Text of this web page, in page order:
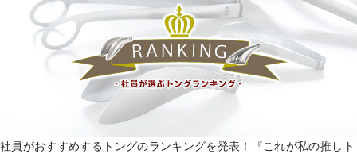
社員がおすすめするトングのランキングを発表！『これが私の推しト